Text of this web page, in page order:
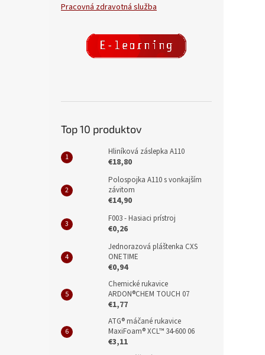
Pracovná zdravotná služba
Top 10 produktov
Hliníková záslepka A110
€18,80
Polospojka A110 s vonkajším
závitom
€14,90
F003 - Hasiaci prístroj
€0,26
Jednorazová pláštenka CXS
ONETIME
€0,94
Chemické rukavice
ARDON®CHEM TOUCH 07
€1,77
ATG® máčané rukavice
MaxiFoam® XCL™ 34-600 06
€3,11